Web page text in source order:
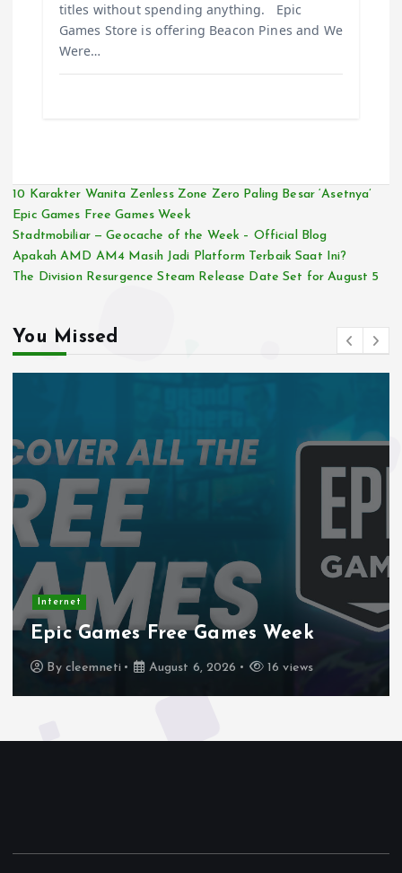
titles without spending anything. Epic
Games Store is offering Beacon Pines and We
Were…
10 Karakter Wanita Zenless Zone Zero Paling Besar ‘Asetnya’
Epic Games Free Games Week
Stadtmobiliar — Geocache of the Week – Official Blog
Apakah AMD AM4 Masih Jadi Platform Terbaik Saat Ini?
The Division Resurgence Steam Release Date Set for August 5
You Missed
Internet
Epic Games Free Games Week
By cleemneti August 6, 2026 16 views